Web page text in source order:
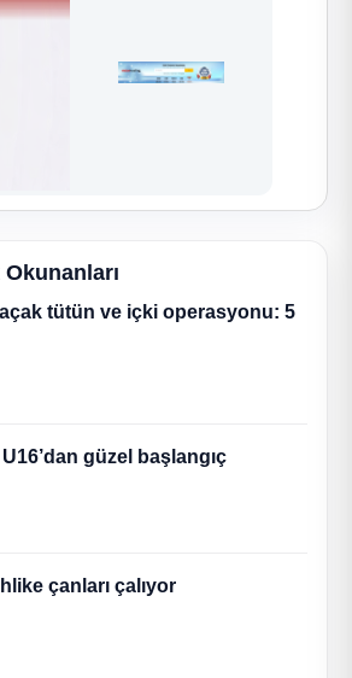
tütün ve içki operasyonu: 5
güzel başlangıç
çanları çalıyor